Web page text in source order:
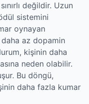
değildir. Uzun
sistemini
oynayan
az dopamin
kişinin daha
neden olabilir.
Bu döngü,
daha fazla kumar